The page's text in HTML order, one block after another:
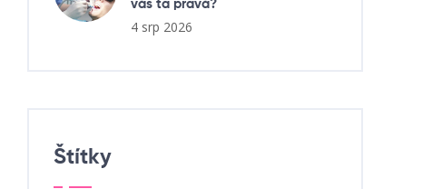
vás ta pravá?
4 srp 2026
Štítky